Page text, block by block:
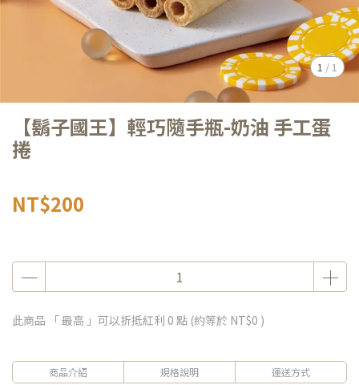
1 / 1
【鬍子國王】輕巧隨手瓶-奶油 手工蛋
捲
NT$200
此商品 「 最高 」可以折抵紅利 0 點 (約等於 NT$0 )
商品介紹 規格說明 運送方式